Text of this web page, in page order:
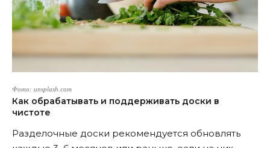
Фото: unsplash.com
Как обрабатывать и поддерживать доски в
чистоте
Разделочные доски рекомендуется обновлять